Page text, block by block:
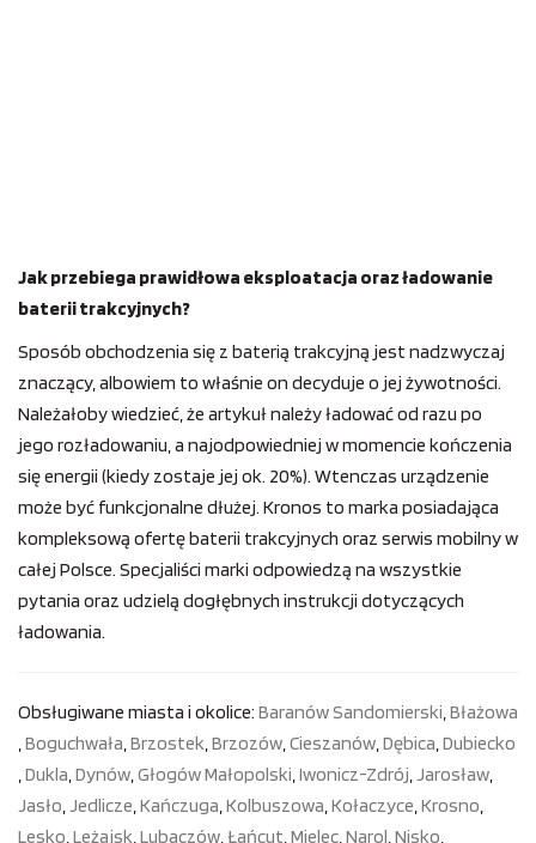
Jak przebiega prawidłowa eksploatacja oraz ładowanie
baterii trakcyjnych?
Sposób obchodzenia się z baterią trakcyjną jest nadzwyczaj
znaczący, albowiem to właśnie on decyduje o jej żywotności.
Należałoby wiedzieć, że artykuł należy ładować od razu po
jego rozładowaniu, a najodpowiedniej w momencie kończenia
się energii (kiedy zostaje jej ok. 20%). Wtenczas urządzenie
może być funkcjonalne dłużej. Kronos to marka posiadająca
kompleksową ofertę baterii trakcyjnych oraz serwis mobilny w
całej Polsce. Specjaliści marki odpowiedzą na wszystkie
pytania oraz udzielą dogłębnych instrukcji dotyczących
ładowania.
Obsługiwane miasta i okolice: Baranów Sandomierski,Błażowa
,Boguchwała,Brzostek,Brzozów,Cieszanów,Dębica,Dubiecko
,Dukla,Dynów,Głogów Małopolski,Iwonicz-Zdrój,Jarosław,
Jasło,Jedlicze,Kańczuga,Kolbuszowa,Kołaczyce,Krosno,
Lesko,Leżajsk,Lubaczów,Łańcut,Mielec,Narol,Nisko,